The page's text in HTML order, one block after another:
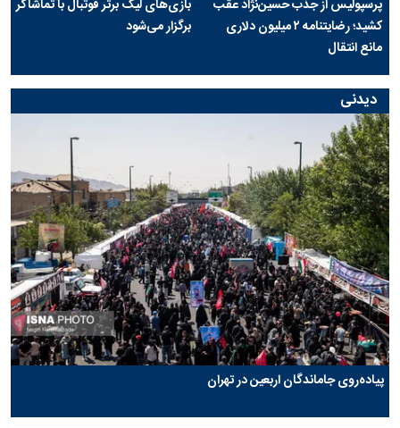
پرسپولیس از جذب حسین‌نژاد عقب
کشید؛ رضایتنامه ۲ میلیون دلاری
مانع انتقال
بازی‌های لیگ برتر فوتبال با تماشاگر
برگزار می‌شود
دیدنی
پیاده‌روی جاماندگان اربعین در تهران